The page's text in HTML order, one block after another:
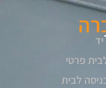
פרטי
לבית